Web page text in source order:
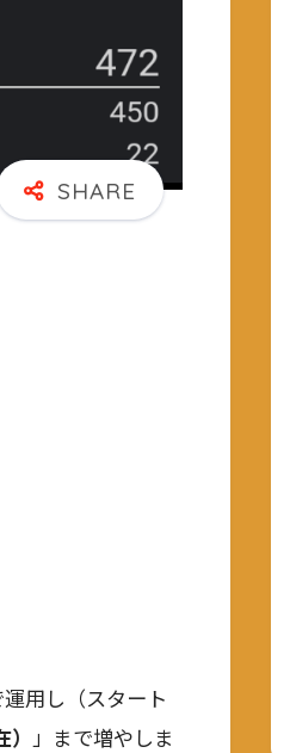
用し（スタート
」まで増やしま